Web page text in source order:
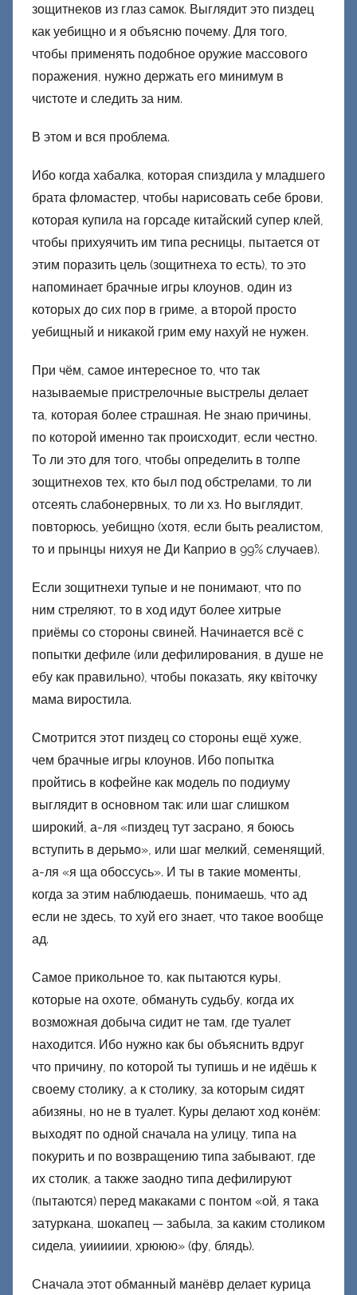
зощитнеков из глаз самок. Выглядит это пиздец
как уебищно и я объясню почему. Для того,
чтобы применять подобное оружие массового
поражения, нужно держать его минимум в
чистоте и следить за ним.
В этом и вся проблема.
Ибо когда хабалка, которая спиздила у младшего
брата фломастер, чтобы нарисовать себе брови,
которая купила на горсаде китайский супер клей,
чтобы прихуячить им типа ресницы, пытается от
этим поразить цель (зощитнеха то есть), то это
напоминает брачные игры клоунов, один из
которых до сих пор в гриме, а второй просто
уебищный и никакой грим ему нахуй не нужен.
При чём, самое интересное то, что так
называемые пристрелочные выстрелы делает
та, которая более страшная. Не знаю причины,
по которой именно так происходит, если честно.
То ли это для того, чтобы определить в толпе
зощитнехов тех, кто был под обстрелами, то ли
отсеять слабонервных, то ли хз. Но выглядит,
повторюсь, уебищно (хотя, если быть реалистом,
то и прынцы нихуя не Ди Каприо в 99% случаев).
Если зощитнехи тупые и не понимают, что по
ним стреляют, то в ход идут более хитрые
приёмы со стороны свиней. Начинается всё с
попытки дефиле (или дефилирования, в душе не
ебу как правильно), чтобы показать, яку квіточку
мама виростила.
Смотрится этот пиздец со стороны ещё хуже,
чем брачные игры клоунов. Ибо попытка
пройтись в кофейне как модель по подиуму
выглядит в основном так: или шаг слишком
широкий, а-ля «пиздец тут засрано, я боюсь
вступить в дерьмо», или шаг мелкий, семенящий,
а-ля «я ща обоссусь». И ты в такие моменты,
когда за этим наблюдаешь, понимаешь, что ад
если не здесь, то хуй его знает, что такое вообще
ад.
Самое прикольное то, как пытаются куры,
которые на охоте, обмануть судьбу, когда их
возможная добыча сидит не там, где туалет
находится. Ибо нужно как бы объяснить вдруг
что причину, по которой ты тупишь и не идёшь к
своему столику, а к столику, за которым сидят
абизяны, но не в туалет. Куры делают ход конём:
выходят по одной сначала на улицу, типа на
покурить и по возвращению типа забывают, где
их столик, а также заодно типа дефилируют
(пытаются) перед макаками с понтом «ой, я така
затуркана, шокапец — забыла, за каким столиком
сидела, уииииии, хрююю» (фу, блядь).
Сначала этот обманный манёвр делает курица